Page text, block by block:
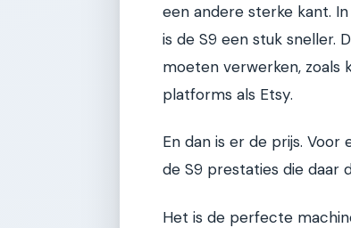
een andere sterke kant.
is de S9 een stuk sneller.
moeten verwerken, zoals
platforms als Etsy.
En dan is er de prijs.
de S9 prestaties die daar
Het is de perfecte